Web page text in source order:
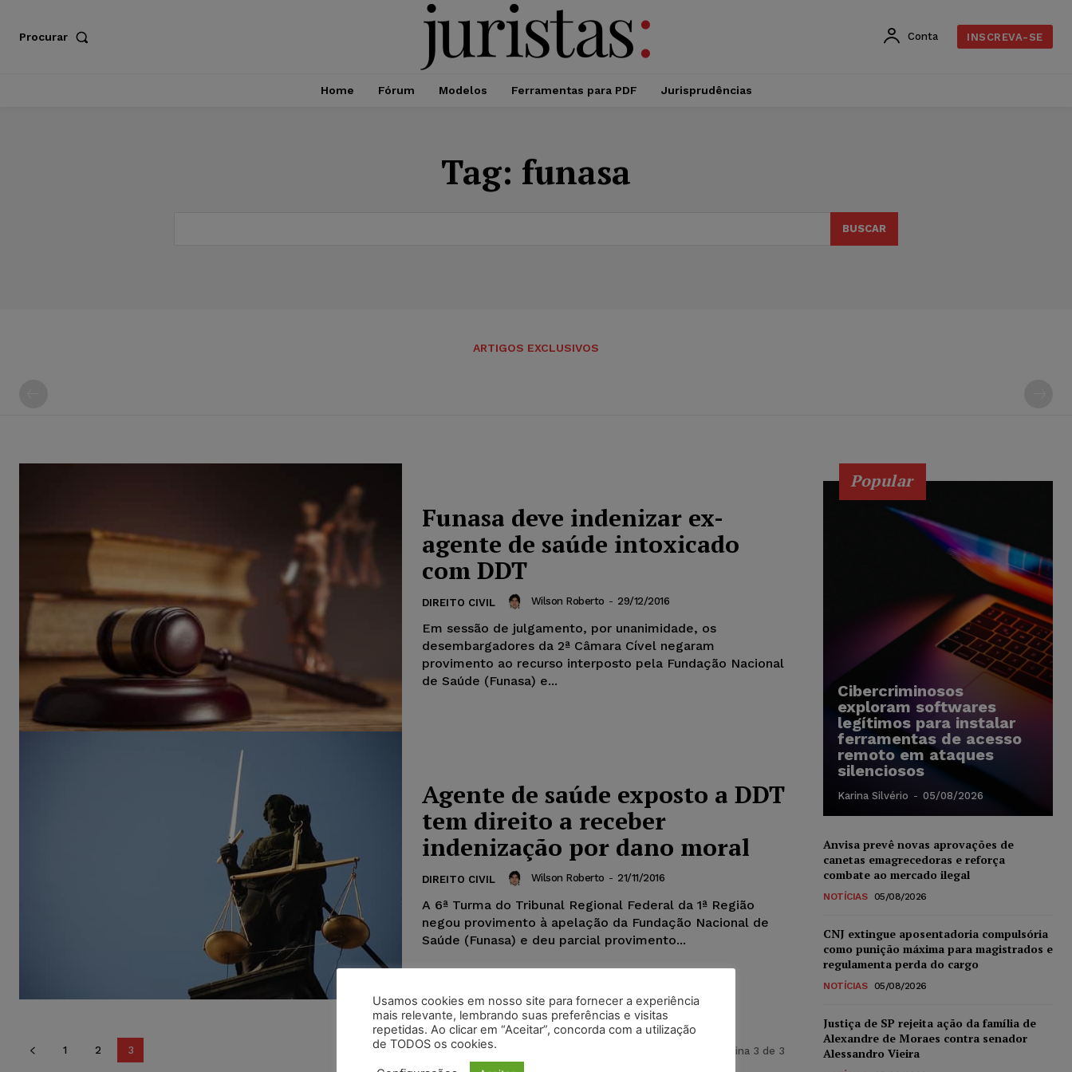
Procurar Conta INSCREVA-SE
Home Fórum Modelos Ferramentas para PDF Jurisprudências
Tag: funasa
BUSCAR
ARTIGOS EXCLUSIVOS
Funasa deve indenizar ex-
agente de saúde intoxicado
com DDT
DIREITO CIVIL Wilson Roberto - 29/12/2016
Em sessão de julgamento, por unanimidade, os
desembargadores da 2ª Câmara Cível negaram
provimento ao recurso interposto pela Fundação Nacional
de Saúde (Funasa) e...
Agente de saúde exposto a DDT
tem direito a receber
indenização por dano moral
DIREITO CIVIL Wilson Roberto - 21/11/2016
A 6ª Turma do Tribunal Regional Federal da 1ª Região
negou provimento à apelação da Fundação Nacional de
Saúde (Funasa) e deu parcial provimento...
1 2 3 Página 3 de 3
Popular
Cibercriminosos
exploram softwares
legítimos para instalar
ferramentas de acesso
remoto em ataques
silenciosos
Karina Silvério - 05/08/2026
Anvisa prevê novas aprovações de
canetas emagrecedoras e reforça
combate ao mercado ilegal
NOTÍCIAS 05/08/2026
CNJ extingue aposentadoria compulsória
como punição máxima para magistrados e
regulamenta perda do cargo
NOTÍCIAS 05/08/2026
Justiça de SP rejeita ação da família de
Alexandre de Moraes contra senador
Alessandro Vieira
Usamos cookies em nosso site para fornecer a experiência
mais relevante, lembrando suas preferências e visitas
repetidas. Ao clicar em “Aceitar”, concorda com a utilização
de TODOS os cookies.